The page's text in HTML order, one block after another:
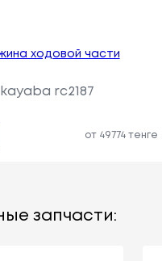
ходовой части
kayaba rc2187
от 49774 тенге
запчасти: